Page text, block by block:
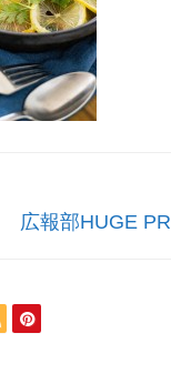
広報部HUGE PR